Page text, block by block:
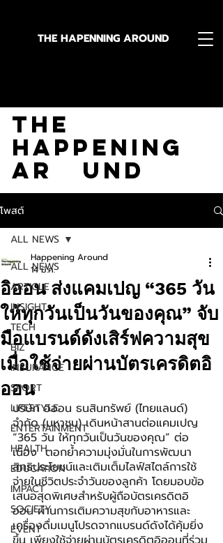
THE HAPENNING AROUND
The
Happening
Ar und
โพสต์
ALL NEWS
ARTICLE
INSIGHT
TECH
BIZ
INSURANCE
SPORT
LIFESTYLE
ENTERTAINMENT
HEALTH
EDUCATION
IMPACT
SOCIETY
EVENT
ALL NEWS
อิออน ส่งแคมเปญ “365 วัน
ให้ทุกวันเป็นวันของคุณ” จับ
มือแบรนด์ดังเสิร์ฟความสุข
เมื่อใช้จ่ายผ่านบัตรเครดิตอิ
ออน
Happening Around
14 มี.ค.
บริษัท อิออน ธนสินทรัพย์ (ไทยแลนด์)
จำกัด (มหาชน) เดินหน้าสานต่อแคมเปญ
“365 วัน ให้ทุกวันเป็นวันของคุณ” ต่อ
เนื่อง  ตอกย้ำความมุ่งมั่นในการพัฒนา
สิทธิประโยชน์และเติมเต็มไลฟ์สไตล์การใช้
จ่ายในชีวิตประจำวันของลูกค้า โดยมอบข้อ
เสนอสุดพิเศษสำหรับผู้ถือบัตรเครดิตอิ
ออน ผ่านการเติมความสุขกับอาหารและ
เครื่องดื่มเมนูโปรดจากแบรนด์ดังได้คุ้มยิ่ง